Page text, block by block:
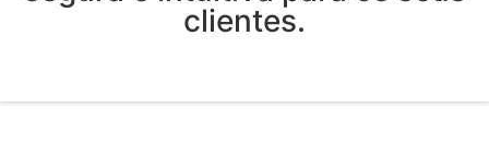
clientes.